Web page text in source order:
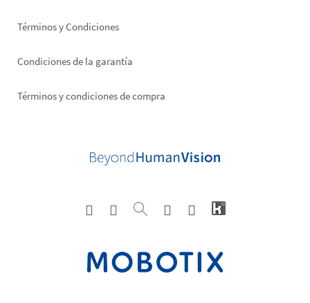
Términos y Condiciones
Condiciones de la garantía
Términos y condiciones de compra